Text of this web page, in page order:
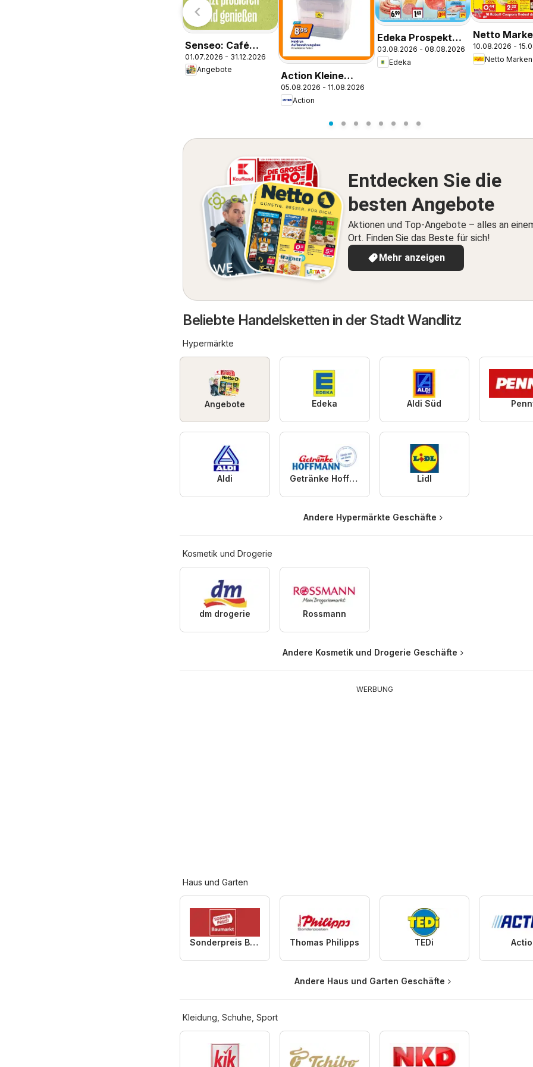
Senseo: Café
Latte Dubai
Chocolate Style
01.07.2026 - 31.12.2026
Angebote
Action Kleine
Preise, große
Freude
05.08.2026 - 11.08.2026
Action
Edeka Prospekt
Parchim
03.08.2026 - 08.08.2026
Edeka
Netto
Discount
Kremmen
10.08.2026 -
Entdecken Sie die
besten Angebote
Aktionen und Top-Angebote – alles an
Ort. Finden Sie das Beste für sich!
Mehr anzeigen
Beliebte Handelsketten in der Stadt Wandlitz
Hypermärkte
Angebote Edeka Aldi Süd
Aldi Getränke Hoffmann Lidl
Andere Hypermärkte Geschäfte
Kosmetik und Drogerie
dm drogerie Rossmann
Andere Kosmetik und Drogerie Geschäfte
WERBUNG
Haus und Garten
Sonderpreis Baumarkt Thomas Philipps TEDi
Andere Haus und Garten Geschäfte
Kleidung, Schuhe, Sport